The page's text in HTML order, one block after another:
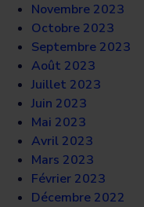
Novembre 2023
Octobre 2023
Septembre 2023
Août 2023
Juillet 2023
Juin 2023
Mai 2023
Avril 2023
Mars 2023
Février 2023
Décembre 2022